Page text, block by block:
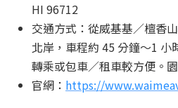
HI 96712
交通方式：從威基基／檀香
北岸，車程約 45 分鐘～1 小
轉乘或包車／租車較方便。
官網： https://